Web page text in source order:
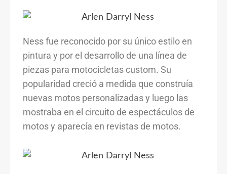
Ness fue reconocido por su único estilo en
pintura y por el desarrollo de una línea de
piezas para motocicletas custom. Su
popularidad creció a medida que construía
nuevas motos personalizadas y luego las
mostraba en el circuito de espectáculos de
motos y aparecía en revistas de motos.